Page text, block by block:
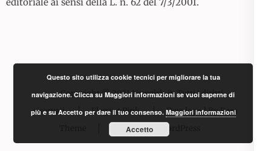
Copyright © 2021 Newgirls.it. Tutti i diritti
riservati.
Elegant Pink Developed ByRara
Powered by:
Questo sito utilizza cookie tecnici per migliorare la tua
navigazione. Clicca su Maggiori informazioni se vuoi saperne di
più e su Accetto per dare il tuo consenso. Maggiori informazioni
Accetto